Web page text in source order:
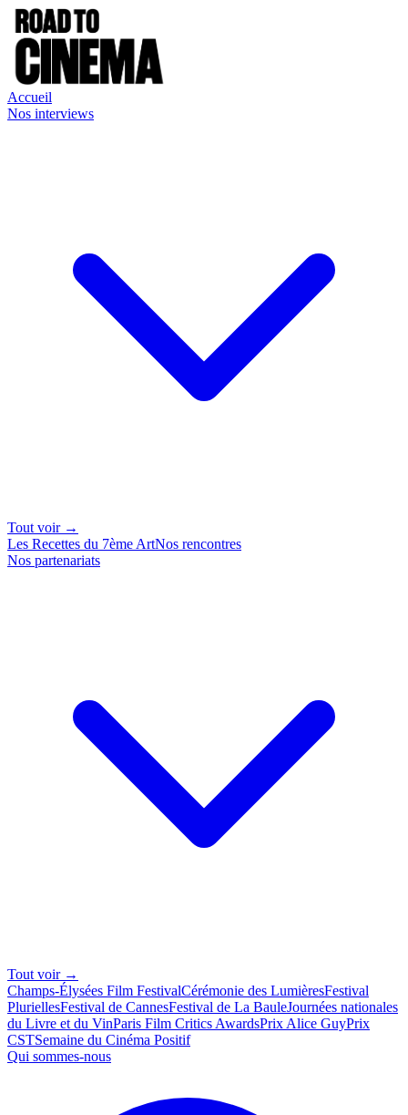
Accueil
Nos interviews
Tout voir →
Les Recettes du 7ème ArtNos rencontres
Nos partenariats
Tout voir →
Champs-Élysées Film FestivalCérémonie des LumièresFestival
PluriellesFestival de CannesFestival de La BauleJournées nationales
du Livre et du VinParis Film Critics AwardsPrix Alice GuyPrix
CSTSemaine du Cinéma Positif
Qui sommes-nous